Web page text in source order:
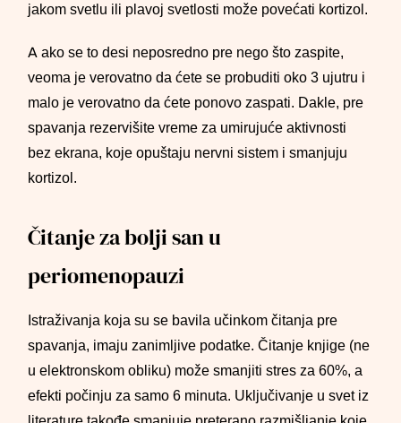
jakom svetlu ili plavoj svetlosti može povećati kortizol.
A ako se to desi neposredno pre nego što zaspite,
veoma je verovatno da ćete se probuditi oko 3 ujutru i
malo je verovatno da ćete ponovo zaspati. Dakle, pre
spavanja rezervišite vreme za umirujuće aktivnosti
bez ekrana, koje opuštaju nervni sistem i smanjuju
kortizol.
Čitanje za bolji san u
periomenopauzi
Istraživanja koja su se bavila učinkom čitanja pre
spavanja, imaju zanimljive podatke. Čitanje knjige (ne
u elektronskom obliku) može smanjiti stres za 60%, a
efekti počinju za samo 6 minuta. Uključivanje u svet iz